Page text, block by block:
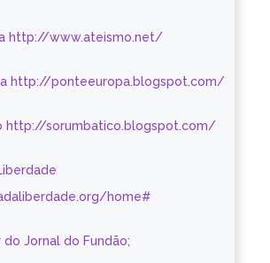
http://www.ateismo.net/
http://ponteeuropa.blogspot.com/
http://sorumbatico.blogspot.com/
home#
Jornal do Fundão;